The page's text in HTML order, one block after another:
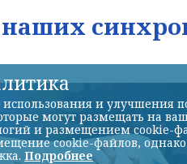
наших
и улучшения
могут размещать на
и размещением cookie-
cookie-файлов,
Подробнее